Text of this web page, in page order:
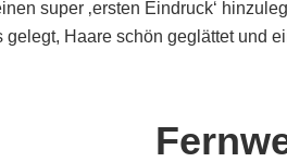
super ‚ersten Eindruck‘
gelegt, Haare schön geglättet und